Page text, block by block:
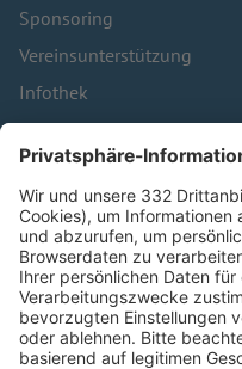
Sponsoring
Vereinsunterstützung
Infothek
Kontakt
HÄUFIG BESUCHTE
Pässe und Vereinswechsel
Trainerausbildung
Schulungsangebot
BFV-Geschäftsstellen